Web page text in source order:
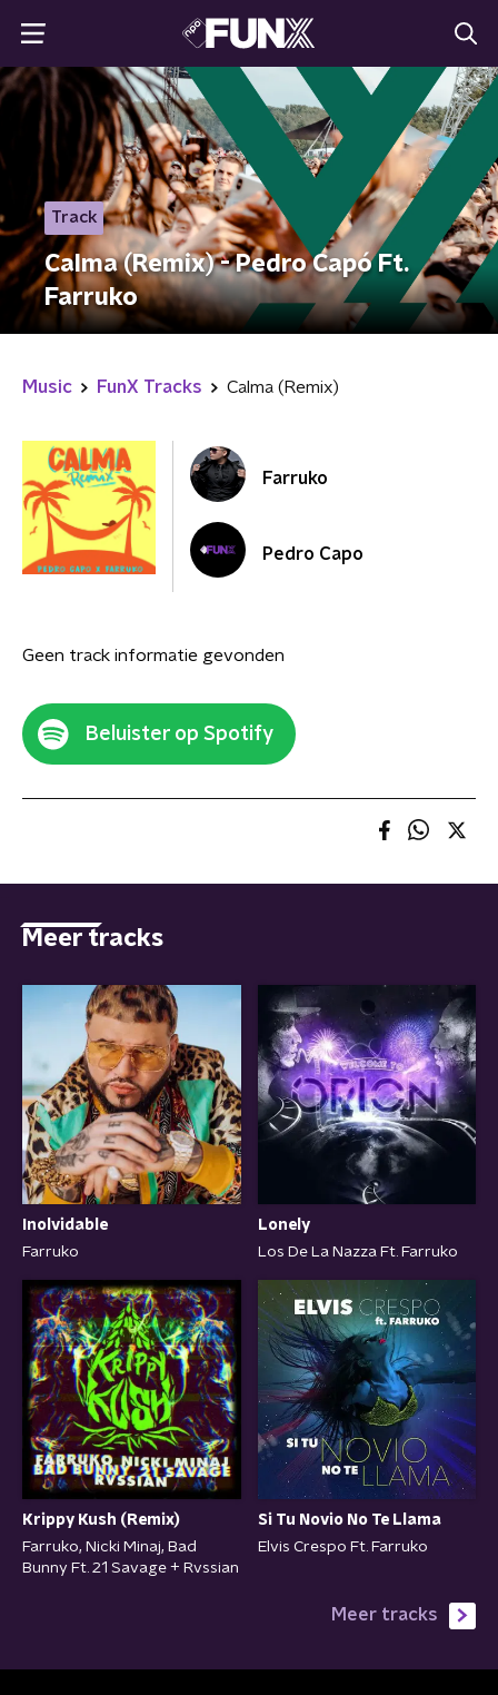
Track
Calma (Remix) - Pedro Capó Ft.
Farruko
Music FunX Tracks Calma (Remix)
Farruko
Pedro Capo
Geen track informatie gevonden
Beluister op Spotify
Meer tracks
Inolvidable
Farruko
Lonely
Los De La Nazza Ft. Farruko
Krippy Kush (Remix)
Farruko, Nicki Minaj, Bad
Bunny Ft. 21 Savage + Rvssian
Si Tu Novio No Te Llama
Elvis Crespo Ft. Farruko
Meer tracks